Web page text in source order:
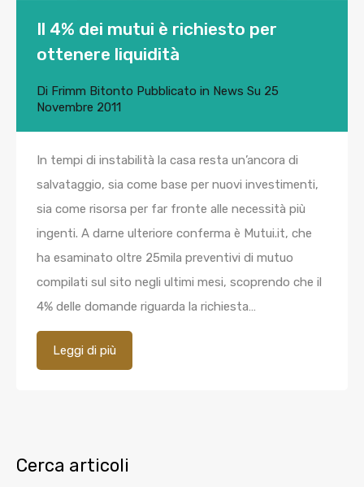
Il 4% dei mutui è richiesto per
ottenere liquidità
Di Frimm Bitonto Pubblicato in News Su 25
Novembre 2011
In tempi di instabilità la casa resta un’ancora di
salvataggio, sia come base per nuovi investimenti,
sia come risorsa per far fronte alle necessità più
ingenti. A darne ulteriore conferma è Mutui.it, che
ha esaminato oltre 25mila preventivi di mutuo
compilati sul sito negli ultimi mesi, scoprendo che il
4% delle domande riguarda la richiesta…
Leggi di più
Cerca articoli